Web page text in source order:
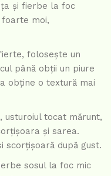
și fierbe la foc
foarte moi,
folosește un
până obții un piure
obține o textură mai
usturoiul tocat mărunt,
și sarea.
scorțișoară după gust.
sosul la foc mic